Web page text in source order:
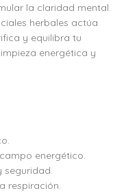
la claridad mental.
herbales actúa
y equilibra tu
energética y
energético.
seguridad.
respiración.